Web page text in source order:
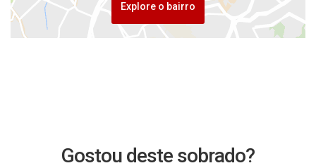
Explore o bairro
Gostou deste sobrado?